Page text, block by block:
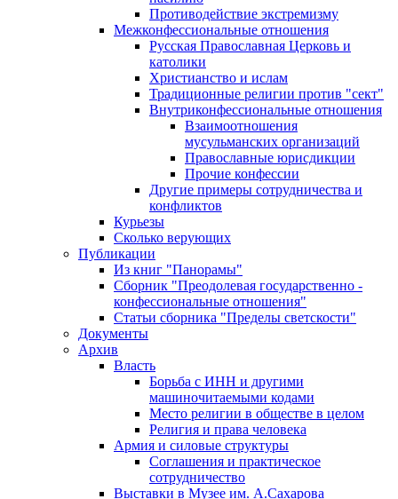
Противодействие экстремизму
Межконфессиональные отношения
Русская Православная Церковь и
католики
Христианство и ислам
Традиционные религии против "сект"
Внутриконфессиональные отношения
Взаимоотношения
мусульманских организаций
Православные юрисдикции
Прочие конфессии
Другие примеры сотрудничества и
конфликтов
Курьезы
Сколько верующих
Публикации
Из книг "Панорамы"
Сборник "Преодолевая государственно -
конфессиональные отношения"
Статьи сборника "Пределы светскости"
Документы
Архив
Власть
Борьба с ИНН и другими
машиночитаемыми кодами
Место религии в обществе в целом
Религия и права человека
Армия и силовые структуры
Соглашения и практическое
сотрудничество
Выставки в Музее им. А.Сахарова